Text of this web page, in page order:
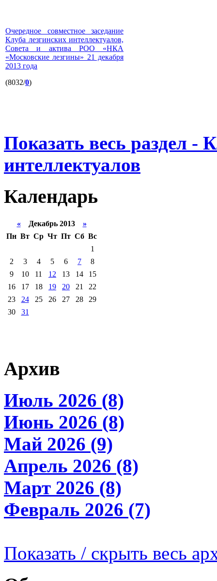
Очередное совместное заседание
Клуба лезгинских интеллектуалов,
Совета и актива РОО «НКА
«Московские лезгины» 21 декабря
2013 года
(8032/0)
Показать весь раздел -
интеллектуалов
Календарь
«Декабрь 2013 »
Пн Вт Ср Чт Пт Сб Вс
1
2
3 4 5 6 7
8
9
10 11 12 13 14
15
16
17 18 19 20 21
22
23
24 25 26 27 28
29
30
31
Архив
Июль 2026 (8)
Июнь 2026 (8)
Май 2026 (9)
Апрель 2026 (8)
Март 2026 (8)
Февраль 2026 (7)
Показать / скрыть весь